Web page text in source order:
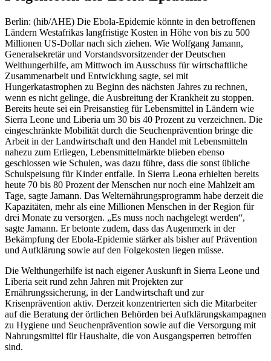
Berlin: (hib/AHE) Die Ebola-Epidemie könnte in den betroffenen
Ländern Westafrikas langfristige Kosten in Höhe von bis zu 500
Millionen US-Dollar nach sich ziehen. Wie Wolfgang Jamann,
Generalsekretär und Vorstandsvorsitzender der Deutschen
Welthungerhilfe, am Mittwoch im Ausschuss für wirtschaftliche
Zusammenarbeit und Entwicklung sagte, sei mit
Hungerkatastrophen zu Beginn des nächsten Jahres zu rechnen,
wenn es nicht gelinge, die Ausbreitung der Krankheit zu stoppen.
Bereits heute sei ein Preisanstieg für Lebensmittel in Ländern wie
Sierra Leone und Liberia um 30 bis 40 Prozent zu verzeichnen. Die
eingeschränkte Mobilität durch die Seuchenprävention bringe die
Arbeit in der Landwirtschaft und den Handel mit Lebensmitteln
nahezu zum Erliegen, Lebensmittelmärkte blieben ebenso
geschlossen wie Schulen, was dazu führe, dass die sonst übliche
Schulspeisung für Kinder entfalle. In Sierra Leona erhielten bereits
heute 70 bis 80 Prozent der Menschen nur noch eine Mahlzeit am
Tage, sagte Jamann. Das Welternährungsprogramm habe derzeit die
Kapazitäten, mehr als eine Millionen Menschen in der Region für
drei Monate zu versorgen. „Es muss noch nachgelegt werden“,
sagte Jamann. Er betonte zudem, dass das Augenmerk in der
Bekämpfung der Ebola-Epidemie stärker als bisher auf Prävention
und Aufklärung sowie auf den Folgekosten liegen müsse.
Die Welthungerhilfe ist nach eigener Auskunft in Sierra Leone und
Liberia seit rund zehn Jahren mit Projekten zur
Ernährungssicherung, in der Landwirtschaft und zur
Krisenprävention aktiv. Derzeit konzentrierten sich die Mitarbeiter
auf die Beratung der örtlichen Behörden bei Aufklärungskampagnen
zu Hygiene und Seuchenprävention sowie auf die Versorgung mit
Nahrungsmittel für Haushalte, die von Ausgangsperren betroffen
sind.